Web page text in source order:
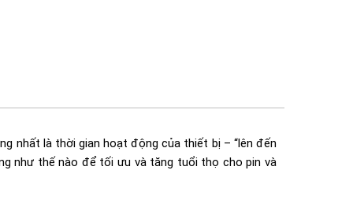
nhất là thời gian hoạt động của thiết bị – “lên đến
như thế nào để tối ưu và tăng tuổi thọ cho pin và